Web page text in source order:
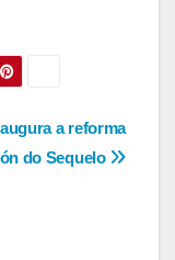
a reforma
do Sequelo